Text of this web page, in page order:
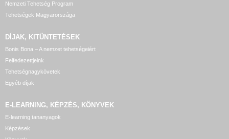
Nemzeti Tehetség Program
Tehetségek Magyarországa
DÍJAK, KITÜNTETÉSEK
Bonis Bona – A nemzet tehetségeiért
Felfedezettjeink
Tehetségnagykövetek
Egyéb díjak
E-LEARNING, KÉPZÉS, KÖNYVEK
E-learning tananyagok
Képzések